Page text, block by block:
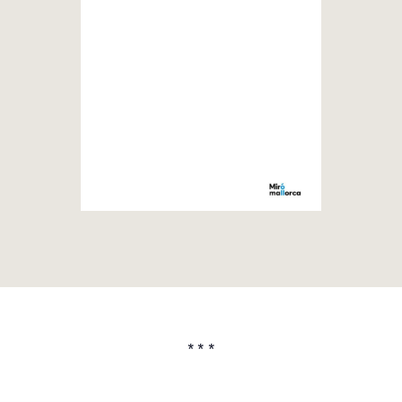
* * *